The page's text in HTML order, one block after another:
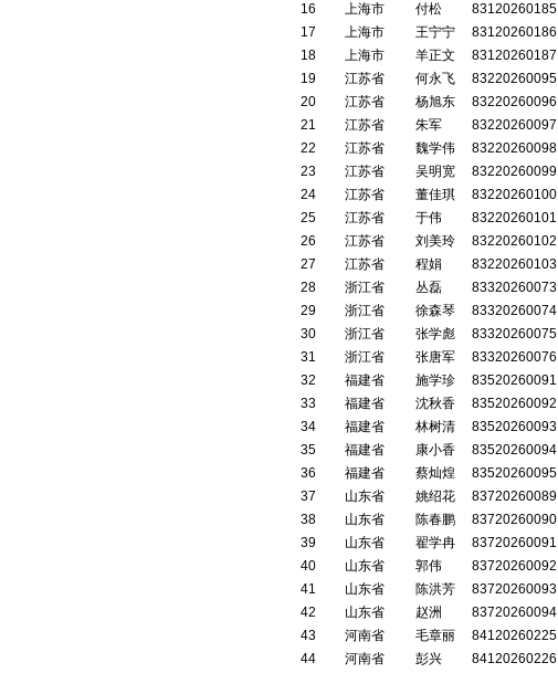
16
上海市 付松 83120260185
17
上海市 王宁宁 83120260186
18
上海市 羊正文 83120260187
19
江苏省 何永飞 83220260095
20
江苏省 杨旭东 83220260096
21
江苏省 朱军 83220260097
22
江苏省 魏学伟 83220260098
23
江苏省 吴明宽 83220260099
24
江苏省 董佳琪 83220260100
25
江苏省 于伟 83220260101
26
江苏省 刘美玲 83220260102
27
江苏省 程娟 83220260103
28
浙江省 丛磊 83320260073
29
浙江省 徐森琴 83320260074
30
浙江省 张学彪 83320260075
31
浙江省 张唐军 83320260076
32
福建省 施学珍 83520260091
33
福建省 沈秋香 83520260092
34
福建省 林树清 83520260093
35
福建省 康小香 83520260094
36
福建省 蔡灿煌 83520260095
37
山东省 姚绍花 83720260089
38
山东省 陈春鹏 83720260090
39
山东省 翟学冉 83720260091
40
山东省 郭伟 83720260092
41
山东省 陈洪芳 83720260093
42
山东省 赵洲 83720260094
43
河南省 毛章丽 84120260225
44
河南省 彭兴 84120260226